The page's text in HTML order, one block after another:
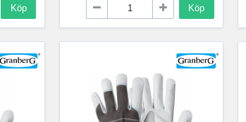
Köp Köp